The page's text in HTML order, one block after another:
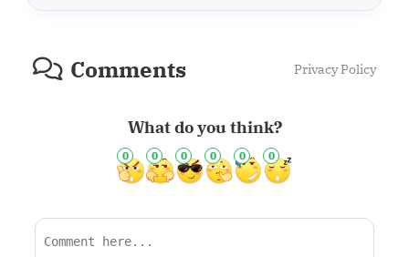
Comments Privacy Policy
What do you think?
0 0 0 0 0 0